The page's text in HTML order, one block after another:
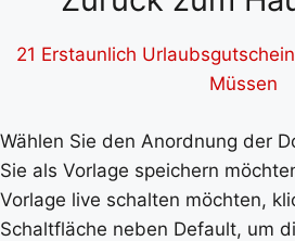
21 Erstaunlich
Müssen
Wählen Sie den Anordnung der
Sie als Vorlage speichern
Vorlage live schalten möchten,
Schaltfläche neben Default, um